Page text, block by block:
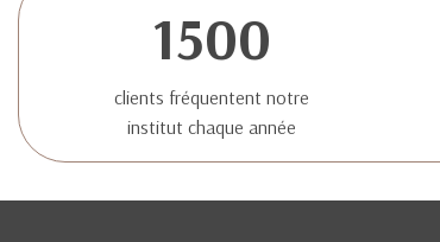
1500
clients fréquentent notre
institut chaque année